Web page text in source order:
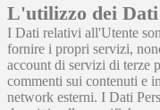
L'utilizzo dei
I Dati relativi all'Utente
fornire i propri servizi,
account di servizi di terze
commenti sui contenuti e
network esterni. I Dati